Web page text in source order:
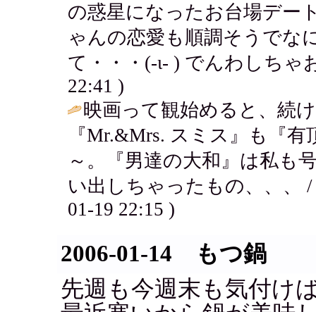
の惑星になったお台場デー
ゃんの恋愛も順調そうでな
て・・・(-ι- ) でんわしちゃ
22:41 )
映画って観始めると、続
『Mr.&Mrs. スミス』も『
～。『男達の大和』は私も
い出しちゃったもの、、、
01-19 22:15 )
2006-01-14 もつ鍋
先週も今週末も気付け